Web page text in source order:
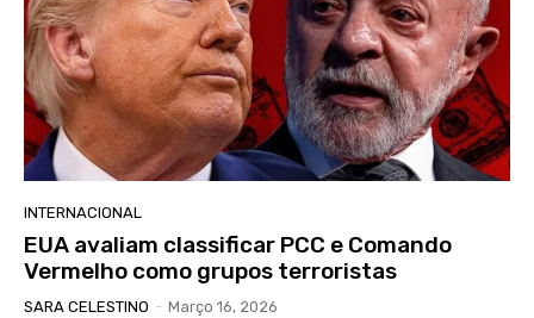
INTERNACIONAL
EUA avaliam classificar PCC e Comando
Vermelho como grupos terroristas
SARA CELESTINO - Março 16, 2026